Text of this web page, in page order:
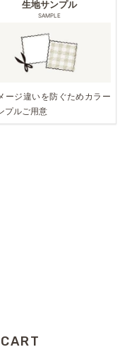
生地サンプル
SAMPLE
ージ違いを防ぐためカラー
プルご用意